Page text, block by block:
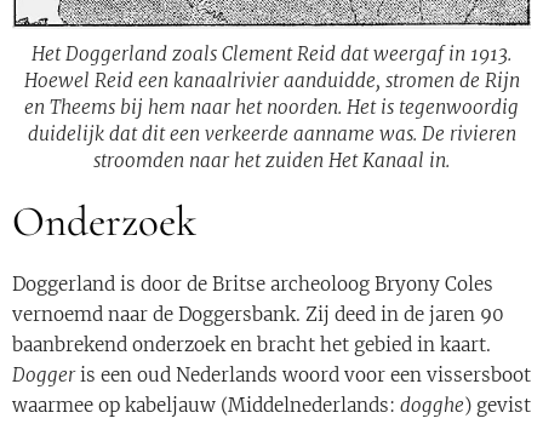
Het Doggerland zoals Clement Reid dat weergaf in 1913.
Hoewel Reid een kanaalrivier aanduidde, stromen de Rijn
en Theems bij hem naar het noorden. Het is tegenwoordig
duidelijk dat dit een verkeerde aanname was. De rivieren
stroomden naar het zuiden Het Kanaal in.
Onderzoek
Doggerland is door de Britse archeoloog Bryony Coles
vernoemd naar de Doggersbank. Zij deed in de jaren 90
baanbrekend onderzoek en bracht het gebied in kaart.
Doggeris een oud Nederlands woord voor een vissersboot
waarmee op kabeljauw (Middelnederlands: dogghe) gevist